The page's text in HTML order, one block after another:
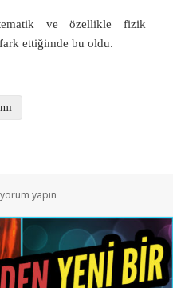
ve özellikle fizik
fark ettiğimde bu oldu.
ile Fiziğe Giriş – Herkes Anlasın
yapın